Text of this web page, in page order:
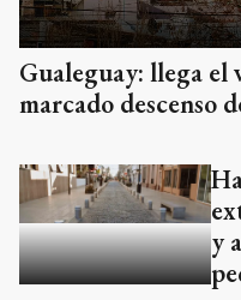
Gualeguay: llega el
marcado descenso
y